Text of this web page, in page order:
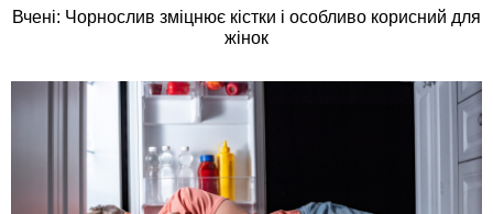
Вчені: Чорнослив зміцнює кістки і особливо корисний для
жінок